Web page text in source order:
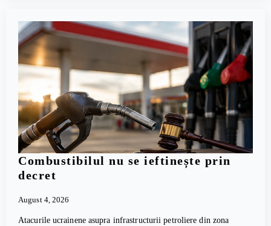
Combustibilul nu se ieftinește prin
decret
August 4, 2026
Atacurile ucrainene asupra infrastructurii petroliere din zona